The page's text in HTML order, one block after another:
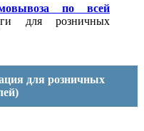
по всей
для розничных
для розничных